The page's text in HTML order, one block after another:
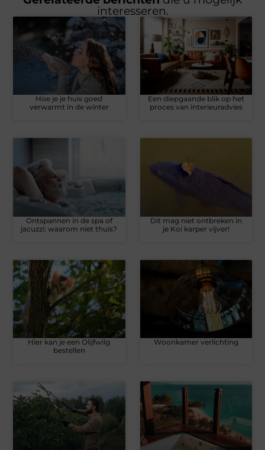
interesseren.
Hoe je je huis goed
verwarmt in de winter
Een diepgaande blik op het
proces van interieuradvies
Ontspannen in de spa of
jacuzzi: waarom niet thuis?
Dit mag niet ontbreken in
je Koi karper vijver!
Hier kan je een Olijfwilg
bestellen
Woonkamer verlichting